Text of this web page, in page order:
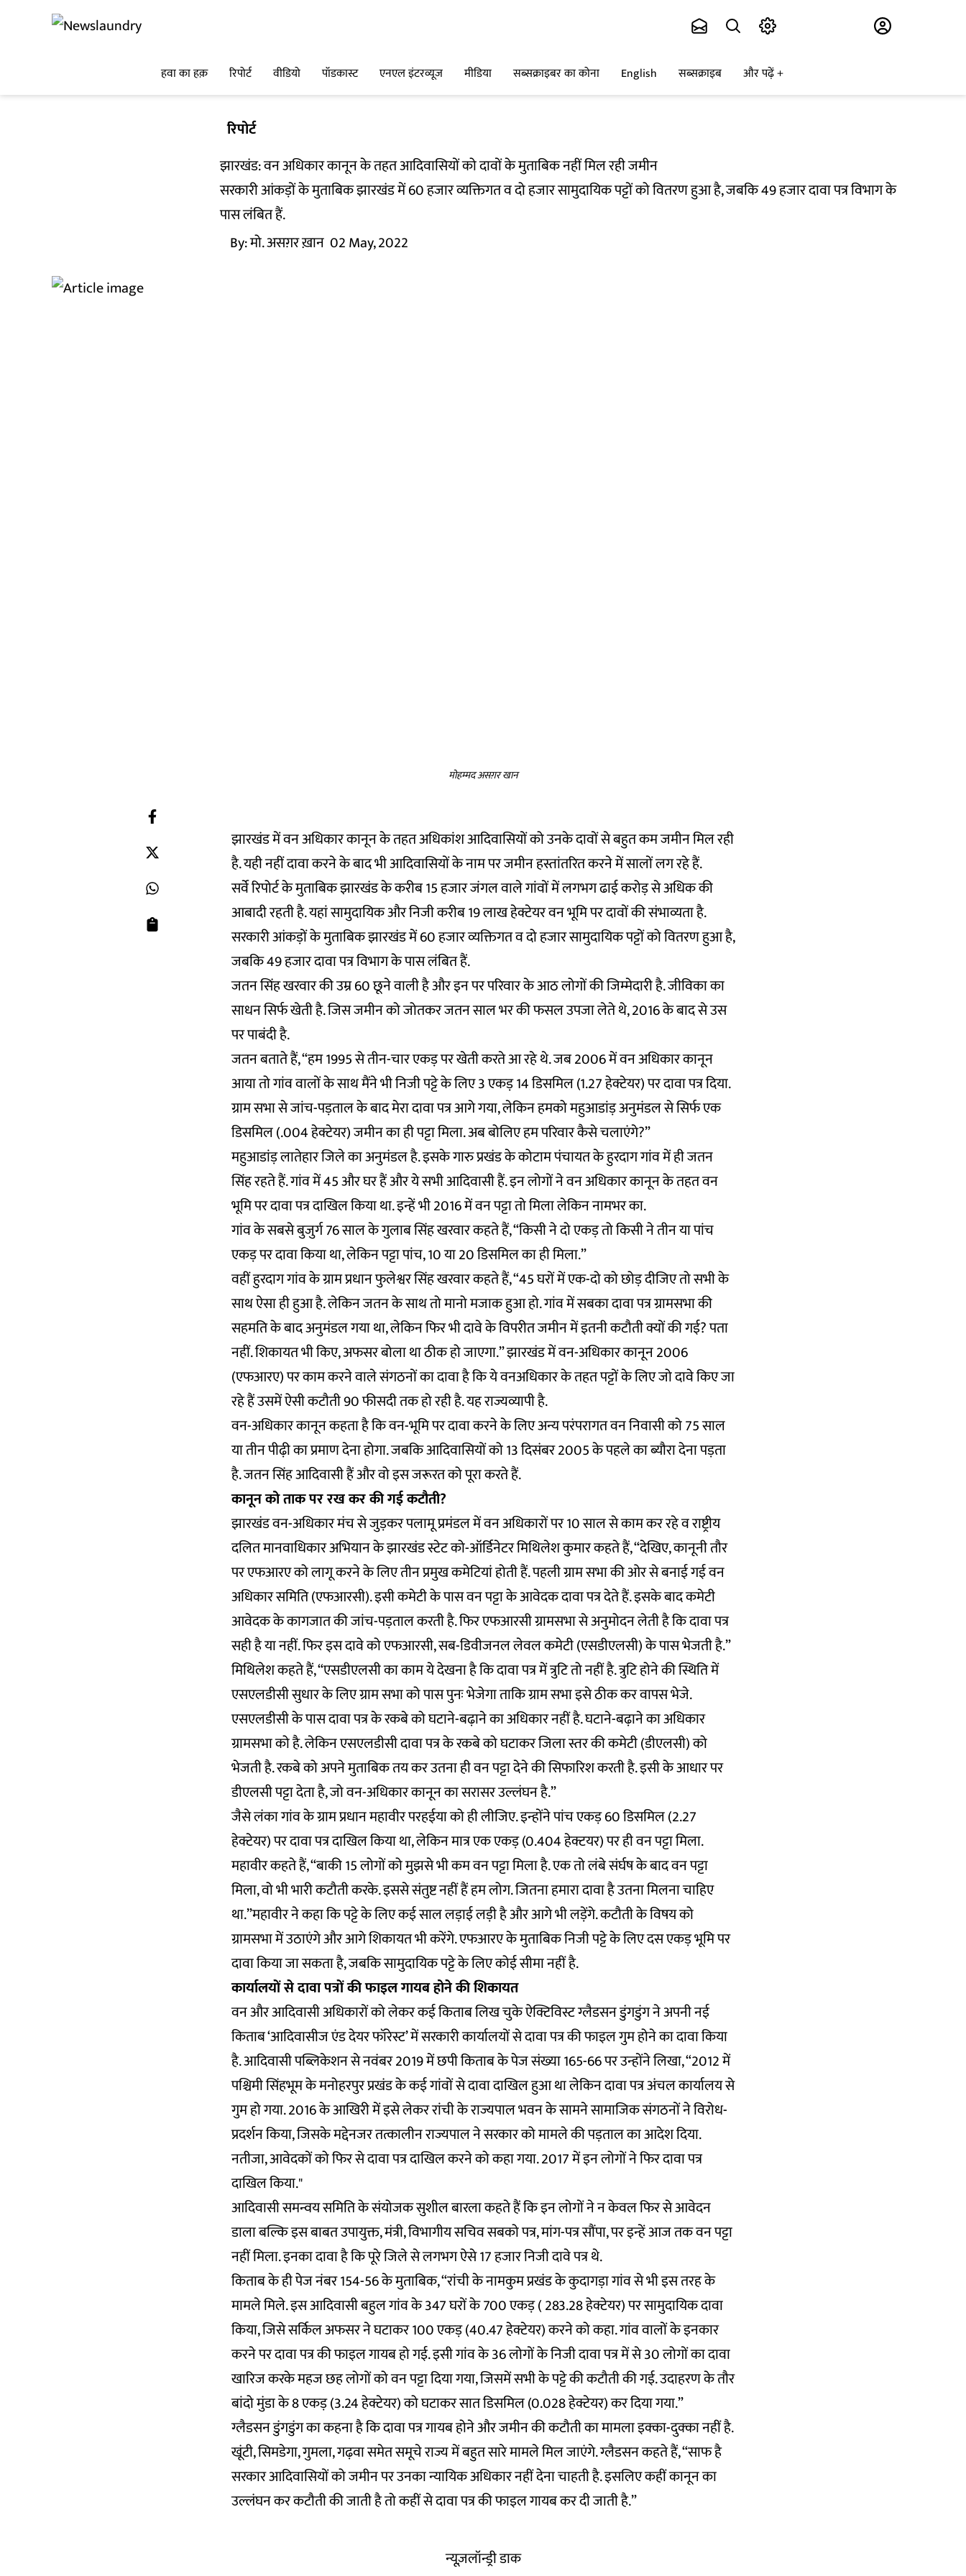
हवा का हक़ रिपोर्ट वीडियो पॉडकास्ट एनएल इंटरव्यूज मीडिया सब्सक्राइबर का कोना English सब्सक्राइब और पढ़ें
रिपोर्ट
झारखंड: वन अधिकार कानून के तहत आदिवासियों को दावों के मुताबिक नहीं मिल रही जमीन
सरकारी आंकड़ों के मुताबिक झारखंड में 60 हजार व्यक्तिगत व दो हजार सामुदायिक पट्टों को वितरण हुआ है, जबकि 49 हजार दावा पत्र विभाग के
पास लंबित हैं.
By:मो. असग़र ख़ान 02 May, 2022
मोहम्मद असग़र खान
झारखंड में वन अधिकार कानून के तहत अधिकांश आदिवासियों को उनके दावों से बहुत कम जमीन मिल रही
है. यही नहीं दावा करने के बाद भी आदिवासियों के नाम पर जमीन हस्तांतरित करने में सालों लग रहे हैं.
सर्वे रिपोर्ट के मुताबिक झारखंड के करीब 15 हजार जंगल वाले गांवों में लगभग ढाई करोड़ से अधिक की
आबादी रहती है. यहां सामुदायिक और निजी करीब 19 लाख हेक्टेयर वन भूमि पर दावों की संभाव्यता है.
सरकारी आंकड़ों के मुताबिक झारखंड में 60 हजार व्यक्तिगत व दो हजार सामुदायिक पट्टों को वितरण हुआ है,
जबकि 49 हजार दावा पत्र विभाग के पास लंबित हैं.
जतन सिंह खरवार की उम्र 60 छूने वाली है और इन पर परिवार के आठ लोगों की जिम्मेदारी है. जीविका का
साधन सिर्फ खेती है. जिस जमीन को जोतकर जतन साल भर की फसल उपजा लेते थे, 2016 के बाद से उस
पर पाबंदी है.
जतन बताते हैं, “हम 1995 से तीन-चार एकड़ पर खेती करते आ रहे थे. जब 2006 में वन अधिकार कानून
आया तो गांव वालों के साथ मैंने भी निजी पट्टे के लिए 3 एकड़ 14 डिसमिल (1.27 हेक्टेयर) पर दावा पत्र दिया.
ग्राम सभा से जांच-पड़ताल के बाद मेरा दावा पत्र आगे गया, लेकिन हमको महुआडांड़ अनुमंडल से सिर्फ एक
डिसमिल (.004 हेक्टेयर) जमीन का ही पट्टा मिला. अब बोलिए हम परिवार कैसे चलाएंगे?”
महुआडांड़ लातेहार जिले का अनुमंडल है. इसके गारु प्रखंड के कोटाम पंचायत के हुरदाग गांव में ही जतन
सिंह रहते हैं. गांव में 45 और घर हैं और ये सभी आदिवासी हैं. इन लोगों नेवन अधिकार कानूनके तहत वन
भूमि पर दावा पत्र दाखिल किया था. इन्हें भी 2016 में वन पट्टा तो मिला लेकिन नामभर का.
गांव के सबसे बुजुर्ग 76 साल के गुलाब सिंह खरवार कहते हैं, “किसी ने दो एकड़ तो किसी ने तीन या पांच
एकड़ पर दावा किया था, लेकिन पट्टा पांच, 10 या 20 डिसमिल का ही मिला.”
वहीं हुरदाग गांव के ग्राम प्रधान फुलेश्वर सिंह खरवार कहते हैं, “45 घरों में एक-दो को छोड़ दीजिए तो सभी के
साथ ऐसा ही हुआ है. लेकिन जतन के साथ तो मानो मजाक हुआ हो. गांव में सबका दावा पत्र ग्रामसभा की
सहमति के बाद अनुमंडल गया था, लेकिन फिर भी दावे के विपरीत जमीन में इतनी कटौती क्यों की गई? पता
नहीं. शिकायत भी किए, अफसर बोला था ठीक हो जाएगा.” झारखंड में वन-अधिकार कानून 2006
(एफआरए) पर काम करने वाले संगठनों का दावा है कि ये वनअधिकार के तहत पट्टों के लिए जो दावे किए जा
रहे हैं उसमें ऐसी कटौती 90 फीसदी तक हो रही है. यह राज्यव्यापी है.
वन-अधिकारकानूनकहता है कि वन-भूमि पर दावा करने के लिए अन्य परंपरागत वन निवासी को 75 साल
या तीन पीढ़ी का प्रमाण देना होगा. जबकि आदिवासियों को 13 दिसंबर 2005 के पहले का ब्यौरा देना पड़ता
है. जतन सिंह आदिवासी हैं और वो इस जरूरत को पूरा करते हैं.
कानून को ताक पर रख कर की गई कटौती?
झारखंड वन-अधिकार मंच से जुड़कर पलामू प्रमंडल में वन अधिकारों पर 10 साल से काम कर रहे व राष्ट्रीय
दलित मानवाधिकार अभियान के झारखंड स्टेट को-ऑर्डिनेटर मिथिलेश कुमार कहते हैं, “देखिए, कानूनी तौर
पर एफआरए को लागू करने के लिए तीन प्रमुख कमेटियां होती हैं. पहली ग्राम सभा की ओर से बनाई गई वन
अधिकार समिति (एफआरसी). इसी कमेटी के पास वन पट्टा के आवेदक दावा पत्र देते हैं. इसके बाद कमेटी
आवेदक के कागजात की जांच-पड़ताल करती है. फिर एफआरसी ग्रामसभा से अनुमोदन लेती है कि दावा पत्र
सही है या नहीं. फिर इस दावे को एफआरसी, सब-डिवीजनल लेवल कमेटी (एसडीएलसी) के पास भेजती है.”
मिथिलेश कहते हैं, “एसडीएलसी का काम ये देखना है कि दावा पत्र में त्रुटि तो नहीं है. त्रुटि होने की स्थिति में
एसएलडीसी सुधार के लिए ग्राम सभा को पास पुनः भेजेगा ताकि ग्राम सभा इसे ठीक कर वापस भेजे.
एसएलडीसी के पास दावा पत्र के रकबे को घटाने-बढ़ाने का अधिकार नहीं है. घटाने-बढ़ाने का अधिकार
ग्रामसभा को है. लेकिन एसएलडीसी दावा पत्र के रकबे को घटाकर जिला स्तर की कमेटी (डीएलसी) को
भेजती है. रकबे को अपने मुताबिक तय कर उतना ही वन पट्टा देने की सिफारिश करती है. इसी के आधार पर
डीएलसी पट्टा देता है, जो वन-अधिकार कानून का सरासर उल्लंघन है.”
जैसे लंका गांव के ग्राम प्रधान महावीर परहईया को ही लीजिए. इन्होंने पांच एकड़ 60 डिसमिल (2.27
हेक्टेयर) पर दावा पत्र दाखिल किया था, लेकिन मात्र एक एकड़ (0.404 हेक्टयर) पर ही वन पट्टा मिला.
महावीर कहते हैं, “बाकी 15 लोगों को मुझसे भी कम वन पट्टा मिला है. एक तो लंबे संर्घष के बाद वन पट्टा
मिला, वो भी भारी कटौती करके. इससे संतुष्ट नहीं हैं हम लोग. जितना हमारा दावा है उतना मिलना चाहिए
था.”महावीर ने कहा कि पट्टे के लिए कई साल लड़ाई लड़ी है और आगे भी लड़ेंगे. कटौती के विषय को
ग्रामसभा में उठाएंगे और आगे शिकायत भी करेंगे.एफआरएके मुताबिक निजी पट्टे के लिए दस एकड़ भूमि पर
दावा किया जा सकता है, जबकि सामुदायिक पट्टे के लिए कोई सीमा नहीं है.
कार्यालयों से दावा पत्रों की फाइल गायब होने की शिकायत
वन और आदिवासी अधिकारों को लेकर कई किताब लिख चुके ऐक्टिविस्ट ग्लैडसन डुंगडुंग ने अपनी नई
किताब‘आदिवासीज एंड देयर फॉरेस्ट’में सरकारी कार्यालयों से दावा पत्र की फाइल गुम होने का दावा किया
है. आदिवासी पब्लिकेशन से नवंबर 2019 में छपी किताब के पेज संख्या 165-66 पर उन्होंने लिखा, “2012 में
पश्चिमी सिंहभूम के मनोहरपुर प्रखंड के कई गांवों से दावा दाखिल हुआ था लेकिन दावा पत्र अंचल कार्यालय से
गुम हो गया. 2016 के आखिरी में इसे लेकर रांची के राज्यपाल भवन के सामने सामाजिक संगठनों ने विरोध-
प्रदर्शन किया, जिसके मद्देनजर तत्कालीन राज्यपाल ने सरकार को मामले की पड़ताल का आदेश दिया.
नतीजा, आवेदकों को फिर से दावा पत्र दाखिल करने को कहा गया. 2017 में इन लोगों ने फिर दावा पत्र
दाखिल किया."
आदिवासी समन्वय समिति के संयोजक सुशील बारला कहते हैं कि इन लोगों ने न केवल फिर से आवेदन
डाला बल्कि इस बाबत उपायुक्त, मंत्री, विभागीय सचिव सबको पत्र, मांग-पत्र सौंपा, पर इन्हें आज तक वन पट्टा
नहीं मिला. इनका दावा है कि पूरे जिले से लगभग ऐसे 17 हजार निजी दावे पत्र थे.
किताब के ही पेज नंबर 154-56 के मुताबिक, “रांची के नामकुम प्रखंड के कुदागड़ा गांव से भी इस तरह के
मामले मिले. इस आदिवासी बहुल गांव के 347 घरों के 700 एकड़ ( 283.28 हेक्टेयर) पर सामुदायिक दावा
किया, जिसे सर्किल अफसर ने घटाकर 100 एकड़ (40.47 हेक्टेयर) करने को कहा. गांव वालों के इनकार
करने पर दावा पत्र की फाइल गायब हो गई. इसी गांव के 36 लोगों के निजी दावा पत्र में से 30 लोगों का दावा
खारिज करके महज छह लोगों को वन पट्टा दिया गया, जिसमें सभी के पट्टे की कटौती की गई. उदाहरण के तौर
बांदो मुंडा के 8 एकड़ (3.24 हेक्टेयर) को घटाकर सात डिसमिल (0.028 हेक्टेयर) कर दिया गया.”
ग्लैडसन डुंगडुंग का कहना है कि दावा पत्र गायब होने और जमीन की कटौती का मामला इक्का-दुक्का नहीं है.
खूंटी, सिमडेगा, गुमला, गढ़वा समेत समूचे राज्य में बहुत सारे मामले मिल जाएंगे. ग्लैडसन कहते हैं, “साफ है
सरकार आदिवासियों को जमीन पर उनका न्यायिक अधिकार नहीं देना चाहती है. इसलिए कहीं कानून का
उल्लंघन कर कटौती की जाती है तो कहीं से दावा पत्र की फाइल गायब कर दी जाती है.”
न्यूज़लॉन्ड्री डाक